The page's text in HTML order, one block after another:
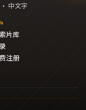
中文字
片库
注册